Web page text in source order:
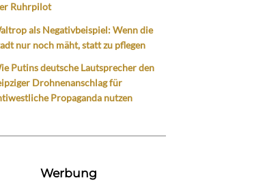
Ruhrpilot
als Negativbeispiel: Wenn die
nur noch mäht, statt zu pflegen
Putins deutsche Lautsprecher den
Drohnenanschlag für
Propaganda nutzen
Werbung